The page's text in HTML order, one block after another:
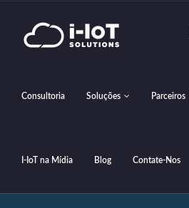
Consultoria Soluções Parceiros
I-IoT na Mídia Blog Contate-Nos